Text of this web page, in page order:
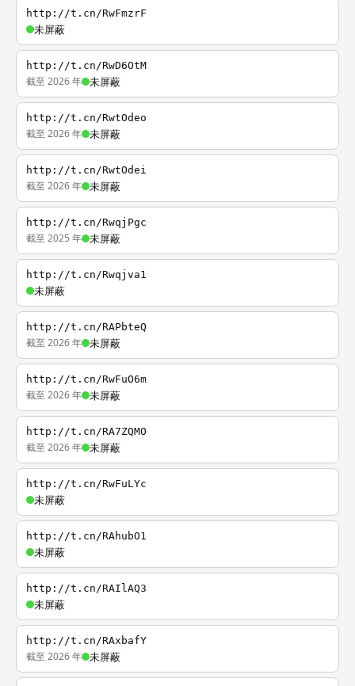
http://t.cn/RwFmzrF
未屏蔽
http://t.cn/RwD6OtM
截至 2026 年 未屏蔽
http://t.cn/RwtOdeo
截至 2026 年 未屏蔽
http://t.cn/RwtOdei
截至 2026 年 未屏蔽
http://t.cn/RwqjPgc
截至 2025 年 未屏蔽
http://t.cn/Rwqjva1
未屏蔽
http://t.cn/RAPbteQ
截至 2026 年 未屏蔽
http://t.cn/RwFuO6m
截至 2026 年 未屏蔽
http://t.cn/RA7ZQMO
截至 2026 年 未屏蔽
http://t.cn/RwFuLYc
未屏蔽
http://t.cn/RAhubO1
未屏蔽
http://t.cn/RAIlAQ3
未屏蔽
http://t.cn/RAxbafY
截至 2026 年 未屏蔽